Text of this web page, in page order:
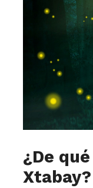
¿De
Xtabay?